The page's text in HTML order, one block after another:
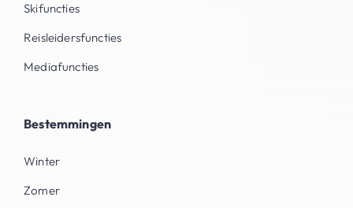
Skifuncties
Reisleidersfuncties
Mediafuncties
Bestemmingen
Winter
Zomer